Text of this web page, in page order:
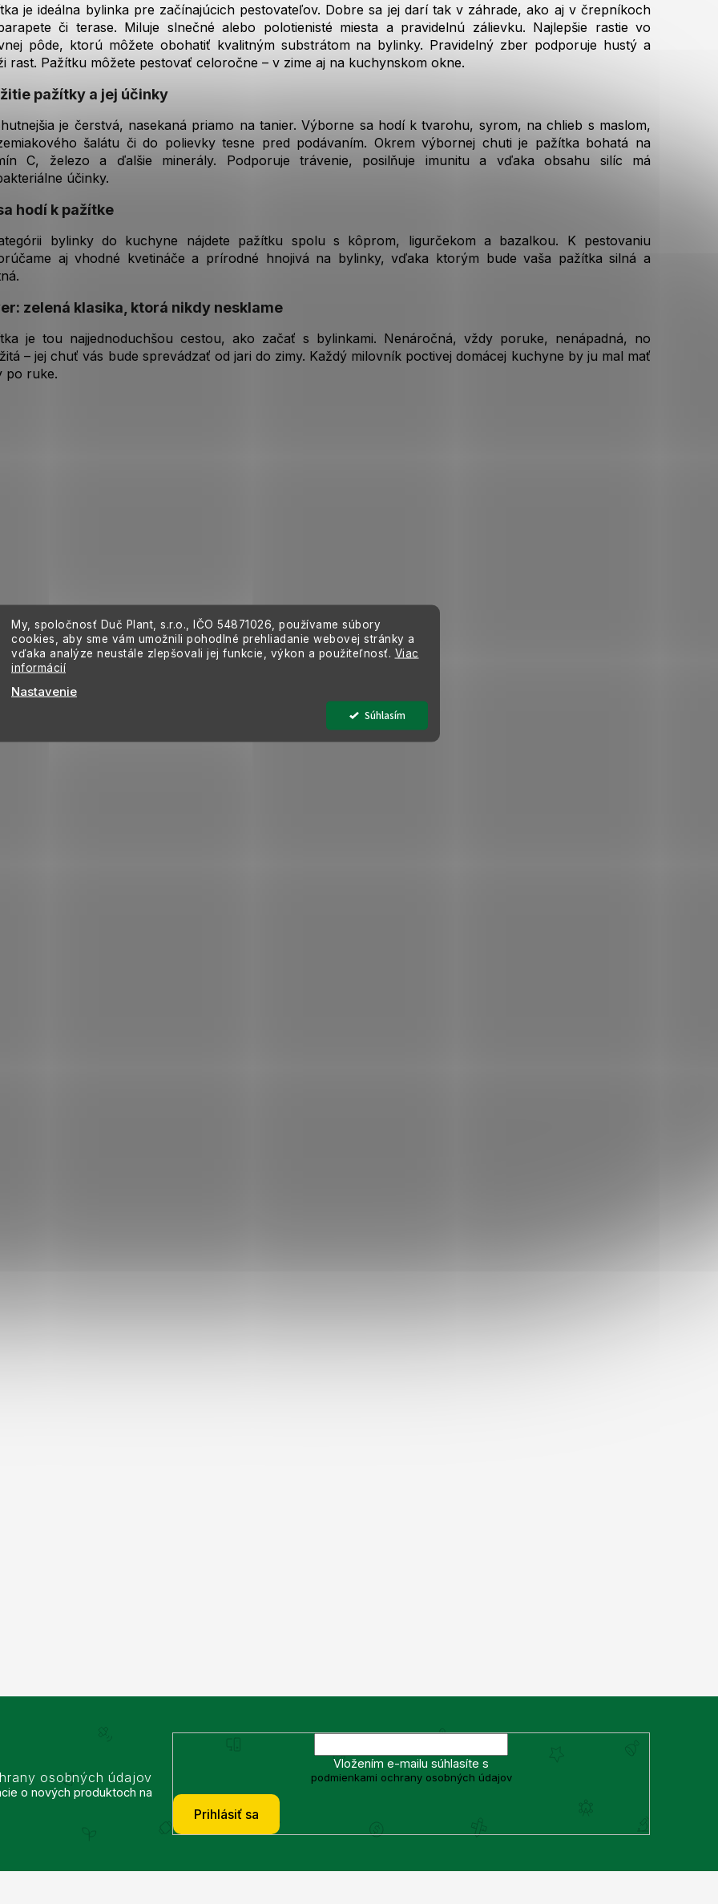
My, spoločnosť Duč Plant, s.r.o., IČO 54871026,
používame súbory
cookies, aby sme vám umožnili pohodlné prehliadanie webovej stránky a
vďaka analýze neustále zlepšovali jej funkcie, výkon a použiteľnosť. Viac
informácií
Nastavenie
Súhlasím
a
c
i
e
k
y
v
ý
je ideálna bylinka pre začínajúcich pestovateľov. Dobre sa jej darí tak v záhrade, ako aj v črepníkoch
či terase. Miluje slnečné alebo polotienisté miesta a pravidelnú zálievku. Najlepšie rastie vo
pôde, ktorú môžete obohatiť kvalitným substrátom na bylinky. Pravidelný zber podporuje hustý a
rast. Pažítku môžete pestovať celoročne – v zime aj na kuchynskom okne.
pažítky a jej účinky
je čerstvá, nasekaná priamo na tanier. Výborne sa hodí k tvarohu, syrom, na chlieb s maslom,
šalátu či do polievky tesne pred podávaním. Okrem výbornej chuti je pažítka bohatá na
C, železo a ďalšie minerály. Podporuje trávenie, posilňuje imunitu a vďaka obsahu silíc má
účinky.
hodí k pažítke
bylinky do kuchyne nájdete pažítku spolu s kôprom, ligurčekom a bazalkou. K pestovaniu
aj vhodné kvetináče a prírodné hnojivá na bylinky, vďaka ktorým bude vaša pažítka silná a
zelená klasika, ktorá nikdy nesklame
je tou najjednoduchšou cestou, ako začať s bylinkami. Nenáročná, vždy poruke, nenápadná, no
– jej chuť vás bude sprevádzať od jari do zimy. Každý milovník poctivej domácej kuchyne by ju mal mať
po ruke.
osobných údajov
o nových produktoch na
Vložením e-mailu súhlasíte s
podmienkami ochrany osobných údajov
Prihlásiť sa